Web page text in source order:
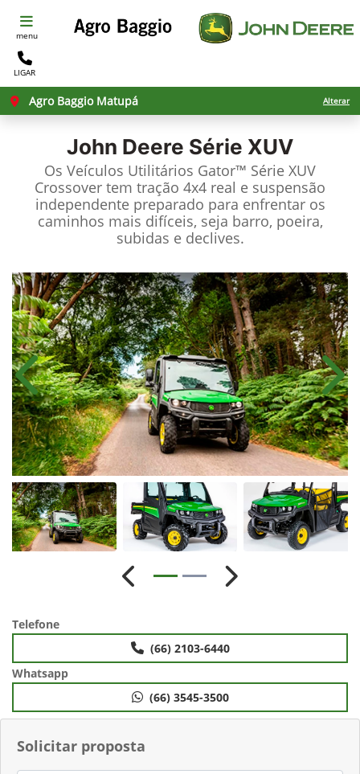
menu
LIGAR
Agro Baggio Matupá Alterar
John Deere Série XUV
Os Veículos Utilitários Gator™ Série XUV
Crossover tem tração 4x4 real e suspensão
independente preparado para enfrentar os
caminhos mais difíceis, seja barro, poeira,
subidas e declives.
Solicitar proposta
Anterior
Anterior Próximo
Telefone
(66) 2103-6440
Whatsapp
(66) 3545-3500